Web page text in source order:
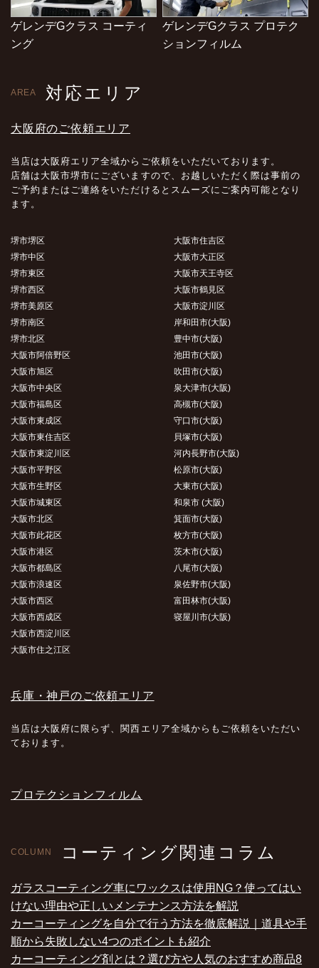
ゲレンデGクラス コーティ
ング
ゲレンデGクラス プロテク
ションフィルム
AREA 対応エリア
大阪府のご依頼エリア
当店は大阪府エリア全域からご依頼をいただいております。
店舗は大阪市堺市にございますので、お越しいただく際は事前の
ご予約またはご連絡をいただけるとスムーズにご案内可能となり
ます。
堺市堺区
堺市中区
堺市東区
堺市西区
堺市美原区
堺市南区
堺市北区
大阪市阿倍野区
大阪市旭区
大阪市中央区
大阪市福島区
大阪市東成区
大阪市東住吉区
大阪市東淀川区
大阪市平野区
大阪市生野区
大阪市城東区
大阪市北区
大阪市此花区
大阪市港区
大阪市都島区
大阪市浪速区
大阪市西区
大阪市西成区
大阪市西淀川区
大阪市住之江区
大阪市住吉区
大阪市大正区
大阪市天王寺区
大阪市鶴見区
大阪市淀川区
岸和田市(大阪)
豊中市(大阪)
池田市(大阪)
吹田市(大阪)
泉大津市(大阪)
高槻市(大阪)
守口市(大阪)
貝塚市(大阪)
河内長野市(大阪)
松原市(大阪)
大東市(大阪)
和泉市 (大阪)
箕面市(大阪)
枚方市(大阪)
茨木市(大阪)
八尾市(大阪)
泉佐野市(大阪)
富田林市(大阪)
寝屋川市(大阪)
兵庫・神戸のご依頼エリア
当店は大阪府に限らず、関西エリア全域からもご依頼をいただい
ております。
プロテクションフィルム
COLUMN コーティング関連コラム
ガラスコーティング車にワックスは使用NG？使ってはい
けない理由や正しいメンテナンス方法を解説
カーコーティングを自分で行う方法を徹底解説｜道具や手
順から失敗しない4つのポイントも紹介
カーコーティング剤とは？選び方や人気のおすすめ商品8